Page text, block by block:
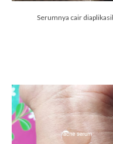
Serumnya cair